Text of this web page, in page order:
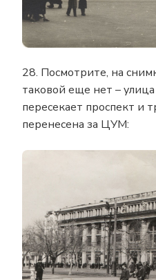
28. Посмотрите, на
таковой еще нет –
пересекает проспект и
перенесена за ЦУМ: